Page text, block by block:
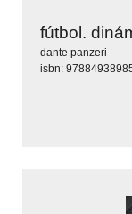
fútbol.
dante panzeri
isbn: